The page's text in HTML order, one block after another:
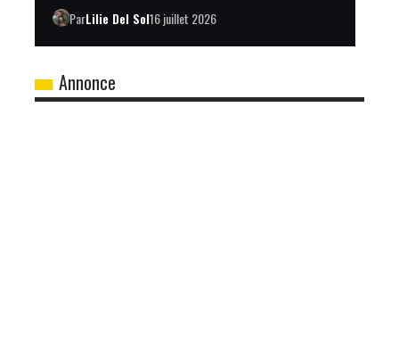
ParLilie Del Sol16 juillet 2026
Annonce